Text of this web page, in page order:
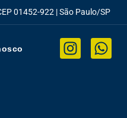
01452-922 | São Paulo/SP